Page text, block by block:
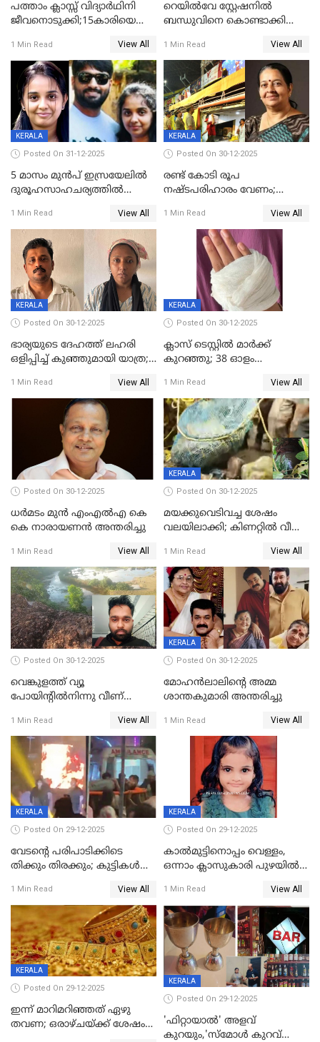
പത്താം ക്ലാസ്സ് വിദ്യാര്‍ഥിനി
ജീവനൊടുക്കി;15കാരിയെ
കിടപ്പുമുറിയില്‍ തൂങ്ങി മരിച്ച
നിലയിൽ
1 Min Read View All
റെയിൽവേ സ്റ്റേഷനിൽ
ബന്ധുവിനെ കൊണ്ടാക്കി
ലോറി സ്കൂട്ടറിൽ ഇടിച്ചു :
യുവതിക്ക് ദാരുണാന്ത്യം
1 Min Read View All
KERALA
Posted On 31-12-2025
5 മാസം മുൻപ് ഇസ്രയേലിൽ
ദുരൂഹസാഹചര്യത്തിൽ
മലയാളി യുവാവിന്റെ ഭാര്യയും
മരിച്ചു
1 Min Read View All
KERALA
Posted On 30-12-2025
രണ്ട് കോടി രൂപ
നഷ്ടപരിഹാരം വേണം;
നോട്ടീസയച്ച് ഉമാ തോമസ്
1 Min Read View All
KERALA
Posted On 30-12-2025
ഭാര്യയുടെ ദേഹത്ത് ലഹരി
ഒളിപ്പിച്ച് കുഞ്ഞുമായി യാത്ര;
പിടികൂടി പൊലീസ്
1 Min Read View All
KERALA
Posted On 30-12-2025
ക്ലാസ് ടെസ്റ്റിൽ മാർക്ക്
കുറഞ്ഞു; 38 ഓളം
സെന്ററിലെ അധ്യാപകന്‍
മർദിച്ചതായി പരാതി
1 Min Read View All
Posted On 30-12-2025
ധർമടം മുൻ എംഎല്‍എ കെ
കെ നാരായണന്‍ അന്തരിച്ചു
1 Min Read View All
KERALA
Posted On 30-12-2025
മയക്കുവെടിവച്ച ശേഷം
വലയിലാക്കി; കിണറ്റിൽ വീണ
1 Min Read View All
Posted On 30-12-2025
വെങ്കുളത്ത് വ്യൂ
പോയിന്റിൽനിന്നു വീണ്
1 Min Read View All
KERALA
Posted On 30-12-2025
മോഹന്‍ലാലിന്‍റെ അമ്മ
ശാന്തകുമാരി അന്തരിച്ചു
1 Min Read View All
KERALA
Posted On 29-12-2025
വേടന്റെ പരിപാടിക്കിടെ
തിക്കും തിരക്കും; കുട്ടികള്‍
പരിക്ക്; പാളം മറികടന്ന
യുവാവ് ട്രെയിന്‍ തട്ടി മരിച്ചു
1 Min Read View All
KERALA
Posted On 29-12-2025
കാൽമുട്ടിനൊപ്പം വെള്ളം,
ഒന്നാം ക്ലാസുകാരി പുഴയിൽ
കുട്ടികൾക്കൊപ്പം
കളിക്കുന്നതിനിടെ
1 Min Read View All
KERALA
Posted On 29-12-2025
ഇന്ന് മാറിമറിഞ്ഞത് ഏഴു
തവണ; ഒരാഴ്ചയ്ക്ക് ശേഷം
KERALA
Posted On 29-12-2025
'ഫിറ്റായാൽ' അളവ്
കുറയും,'സ്‌മോൾ കുറവ്